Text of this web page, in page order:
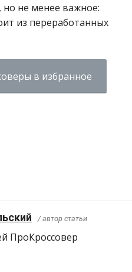
но не менее важное:
из переработанных
в избранное
/ автор статьи
ПроКроcсовер